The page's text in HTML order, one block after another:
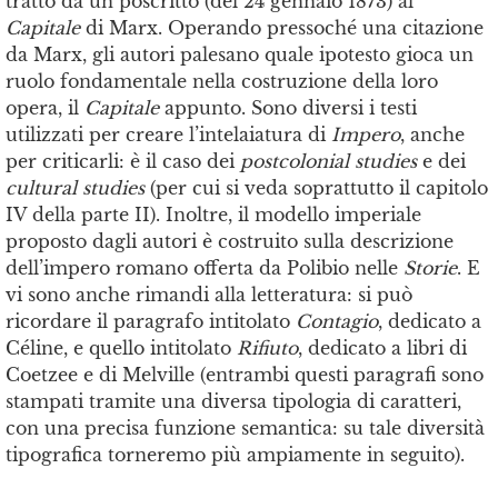
Capitaledi Marx. Operando pressoché una citazione
da Marx, gli autori palesano quale ipotesto gioca un
ruolo fondamentale nella costruzione della loro
opera, il Capitale appunto. Sono diversi i testi
utilizzati per creare l’intelaiatura di Impero, anche
per criticarli: è il caso dei postcolonial studies e dei
cultural studies(per cui si veda soprattutto il capitolo
IV della parte II). Inoltre, il modello imperiale
proposto dagli autori è costruito sulla descrizione
dell’impero romano offerta da Polibio nelle Storie. E
vi sono anche rimandi alla letteratura: si può
ricordare il paragrafo intitolato Contagio, dedicato a
Céline, e quello intitolato Rifiuto, dedicato a libri di
Coetzee e di Melville (entrambi questi paragrafi sono
stampati tramite una diversa tipologia di caratteri,
con una precisa funzione semantica: su tale diversità
tipografica torneremo più ampiamente in seguito).